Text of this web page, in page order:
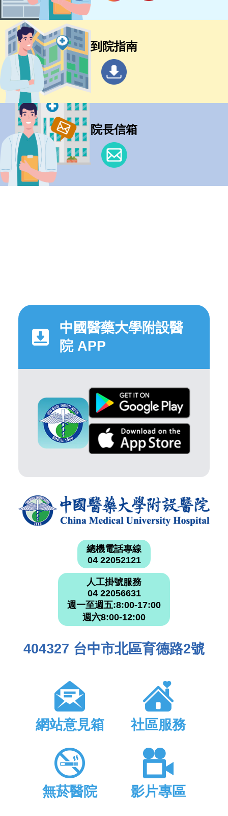
到院指南
院長信箱
中國醫藥大學附設醫
院 APP
總機電話專線
04 22052121
人工掛號服務
04 22056631
週一至週五:8:00-17:00
週六8:00-12:00
404327 台中市北區育德路2號
網站意見箱 社區服務
無菸醫院 影片專區